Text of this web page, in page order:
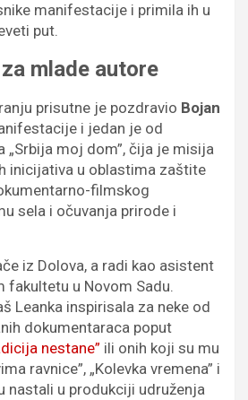
manifestacije i primila ih u
put.
mlade autore
prisutne je pozdravio Bojan
i jedan je od
„Srbija moj dom”, čija je misija
inicijativa u oblastima zaštite
filmskog
sela i očuvanja prirode i
iz Dolova, a radi kao asistent
fakultetu u Novom Sadu.
Leanka inspirisala za neke od
dokumentaraca poput
nestane” ili onih koji su mu
ravnice”, „Kolevka vremena” i
nastali u produkciji udruženja